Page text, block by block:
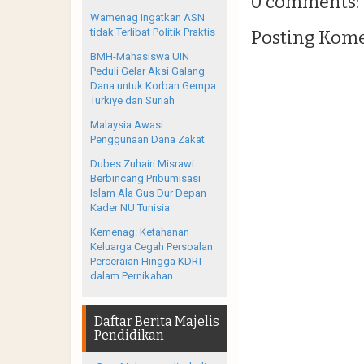
Posting
Wamenag Ingatkan ASN
tidak Terlibat Politik Praktis
BMH-Mahasiswa UIN
Peduli Gelar Aksi Galang
Dana untuk Korban Gempa
Turkiye dan Suriah
Malaysia Awasi
Penggunaan Dana Zakat
Dubes Zuhairi Misrawi
Berbincang Pribumisasi
Islam Ala Gus Dur Depan
Kader NU Tunisia
Kemenag: Ketahanan
Keluarga Cegah Persoalan
Perceraian Hingga KDRT
dalam Pernikahan
Daftar Berita Majelis
Pendidikan